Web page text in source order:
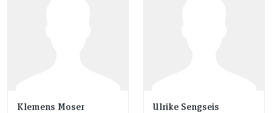
Klemens Moser Ulrike Sengseis